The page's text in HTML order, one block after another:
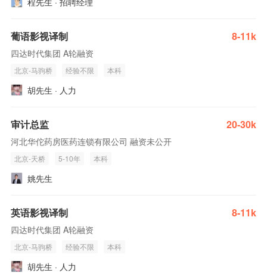
葡语影视译制 8-11k
四达时代集团 A轮融资
北京-马驹桥 经验不限 本科
胡先生 · 人力
审计总监 20-30k
河北华佗药房医药连锁有限公司 融资未公开
北京-天桥 5-10年 本科
姚先生
英语影视译制 8-11k
四达时代集团 A轮融资
北京-马驹桥 经验不限 本科
胡先生 · 人力